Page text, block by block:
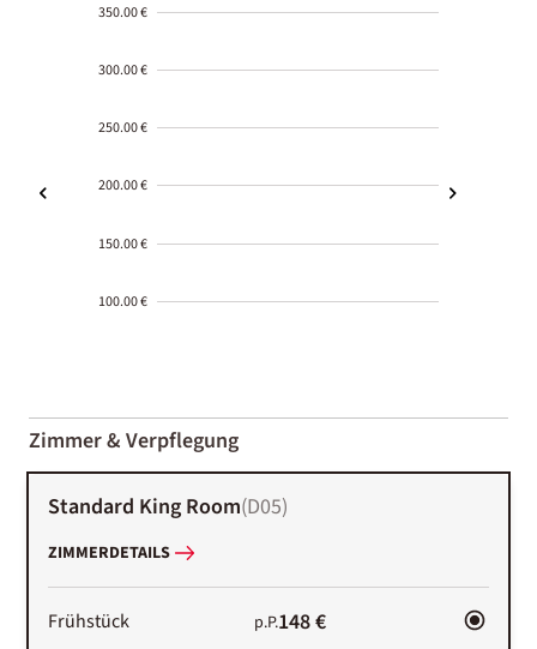
350.00 €
300.00 €
250.00 €
200.00 €
150.00 €
100.00 €
01-02
Zimmer & Verpflegung
Standard King Room(D05)
ZIMMERDETAILS
Frühstück p.P.148 €